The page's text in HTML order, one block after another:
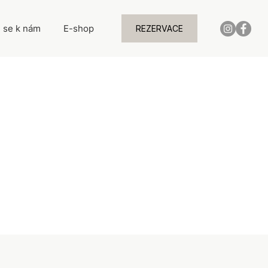
k nám E-shop REZERVACE